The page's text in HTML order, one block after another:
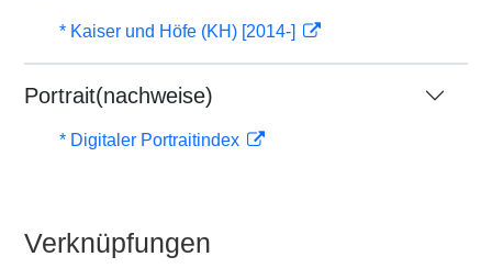
* Kaiser und Höfe (KH) [2014-]
Portrait(nachweise)
* Digitaler Portraitindex
Verknüpfungen